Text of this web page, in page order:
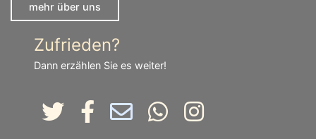
mehr über uns
Zufrieden?
Dann erzählen Sie es weiter!